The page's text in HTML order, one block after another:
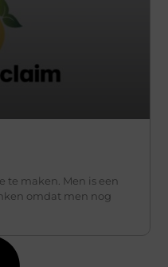
te maken. Men is een
omdat men nog